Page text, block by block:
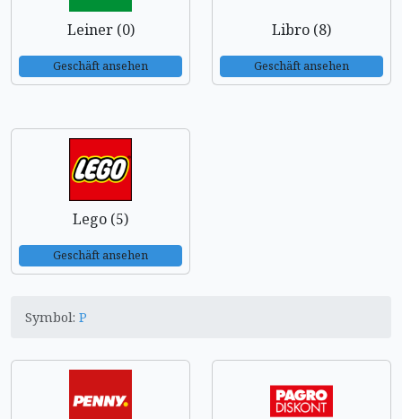
Leiner (0)
Geschäft ansehen
Libro (8)
Geschäft ansehen
Lego (5)
Geschäft ansehen
Symbol: P